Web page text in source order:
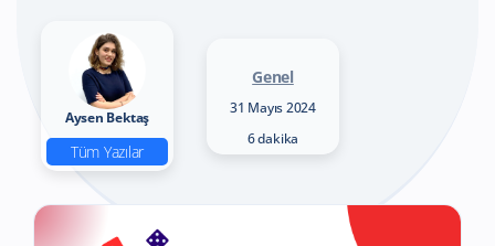
Aysen Bektaş
Tüm Yazılar
Genel
31 Mayıs 2024
6 dakika